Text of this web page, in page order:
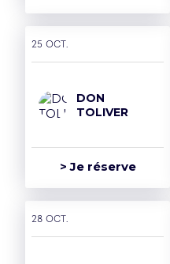
25 oct.
DON
TOLIVER
> Je réserve
28 oct.